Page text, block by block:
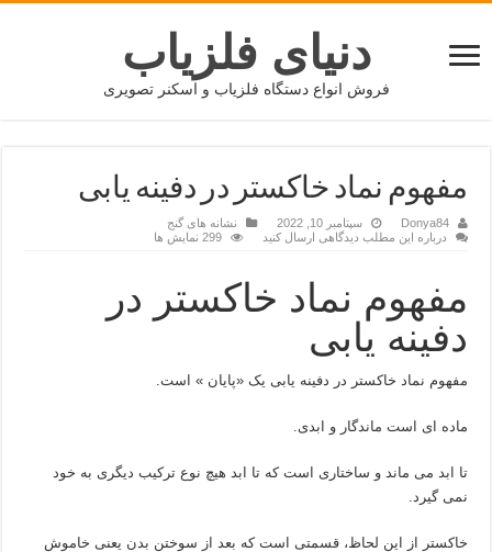
دنیای فلزیاب
فروش انواع دستگاه فلزیاب و اسکنر تصویری
مفهوم نماد خاکستر در دفینه یابی
Donya84 سپتامبر 10, 2022
نشانه های گنج
درباره این مطلب دیدگاهی ارسال کنید
299 نمایش ها
مفهوم نماد خاکستر در
دفینه یابی
مفهوم نماد خاکستر در دفینه یابی یک «پایان » است.
ماده ای است ماندگار و ابدی.
تا ابد می ماند و ساختاری است که تا ابد هیچ نوع ترکیب دیگری به خود
نمی گیرد.
خاکستر از این لحاظ، قسمتی است که بعد از سوختن بدن یعنی خاموش